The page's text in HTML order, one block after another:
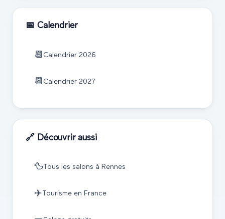
📅 Calendrier
📆 Calendrier 2026
📆 Calendrier 2027
🔗 Découvrir aussi
🦆Tous les salons à Rennes
✈️ Tourismeen France